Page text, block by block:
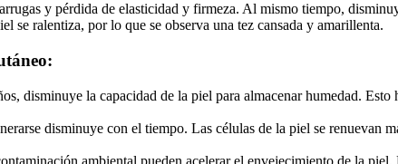
y pérdida de elasticidad y firmeza. Al mismo tiempo,
se ralentiza, por lo que se observa una tez cansada y amarillenta.
disminuye la capacidad de la piel para almacenar humedad. Esto
disminuye con el tiempo. Las células de la piel se renuevan
ambiental pueden acelerar el envejecimiento de la